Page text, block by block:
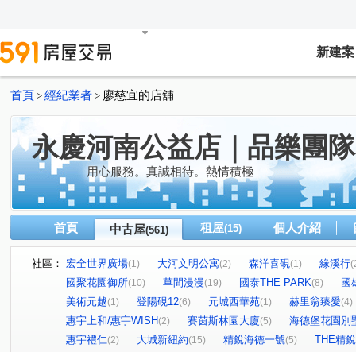
新建案
首頁 > 經紀業者 > 廖慈宜的店舖
永慶河南公益店｜品樂團隊
用心服務。真誠相待。熱情積極
首頁 中古屋(561) 租屋(15) 個人介紹
社區： 宏全世界廣場(1) 大河文明公寓(2) 森洋喜硯(1) 緣溪行
國聚花園御所(10) 草間漫漫(19) 國泰THE PARK(8)
國
美術元越(1) 登陽硯12(6) 元城西華苑(1) 赫里翁臻愛(4)
惠宇上和/惠宇WISH(2) 賽茵斯林園大廈(5)
海德堡花園別
惠宇禮仁(2) 大城新紐約(15) 精銳海德一號(5)
THE精銳